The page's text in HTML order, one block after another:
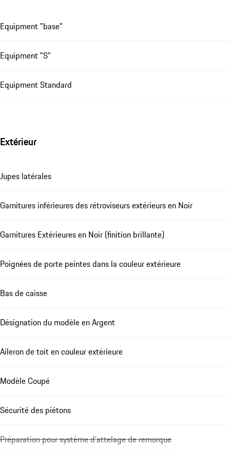
Equipment "base"
Equipment "S"
Equipment Standard
Extérieur
Jupes latérales
Garnitures inférieures des rétroviseurs extérieurs en Noir
Garnitures Extérieures en Noir (finition brillante)
Poignées de porte peintes dans la couleur extérieure
Bas de caisse
Désignation du modèle en Argent
Aileron de toit en couleur extérieure
Modèle Coupé
Sécurité des piétons
Préparation pour système d'attelage de remorque